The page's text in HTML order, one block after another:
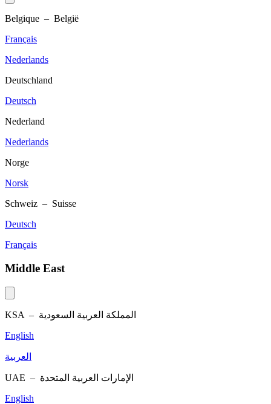
Belgique – België
Français
Nederlands
Deutschland
Deutsch
Nederland
Nederlands
Norge
Norsk
Schweiz – Suisse
Deutsch
Français
Middle East
KSA – المملكة العربية السعودية
English
العربية
UAE – الإمارات العربية المتحدة
English